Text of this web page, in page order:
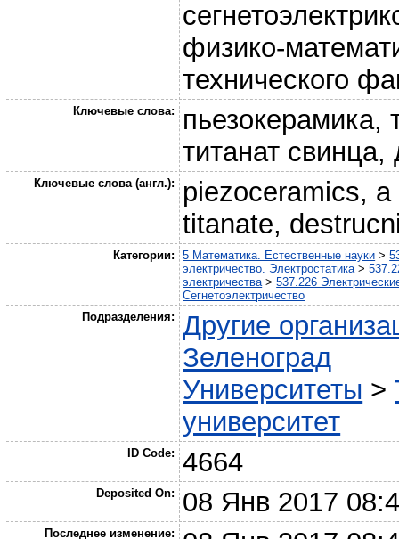
физико-
технического
Ключевые слова:
пьезокерамика,
титанат свинца,
Ключевые слова (англ.):
piezoceramics,
titanate,
Категории: 5 Математика. Естественные науки >
электричество. Электростатика >
электричества >537.226
Сегнетоэлектричество
Подразделения:
Другие
Зеленоград
Университеты >
университет
ID Code: 4664
Deposited On: 08 Янв 2017
Последнее изменение: